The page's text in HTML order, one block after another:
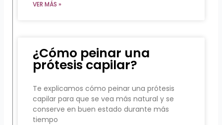
VER MÁS »
¿Cómo peinar una
prótesis capilar?
Te explicamos cómo peinar una prótesis
capilar para que se vea más natural y se
conserve en buen estado durante más
tiempo